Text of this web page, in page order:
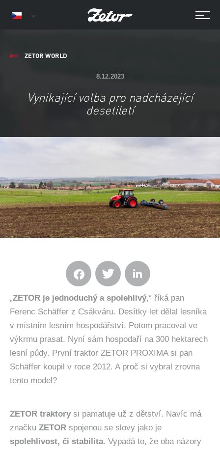
ZETOR WORLD
8.12.2023
Vynikající volba pro nadcházející
desetiletí
„ZETOR je jednoduchý a spolehlivý,“ říká pan
Ferenc Schäffer z Csákváru. Desítky let dělal lesníka
v místním lesním hospodářství. Potom pracoval ve
výkrmu prasat. Nyní sám hospodaří na 300 hektarech
lesní půdy. První traktor ZETOR PROXIMA si pan
Schäffer koupil v roce 2012. A proč si vybral zrovna
tento model?
ZETOR traktory si pamatuje už z dětství. Navíc má
značku ZETOR spojenou se slovy jako je
spolehlivost, či stabilita. Vypadá to, že oba názory